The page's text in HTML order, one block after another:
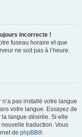
incorrecte !
fuseau horaire et que
ne soit pas à l’heure.
pas installé votre langue
votre langue. Essayez de
la langue désirée. Si elle
nouvelle traduction. Vous
de phpBB®.